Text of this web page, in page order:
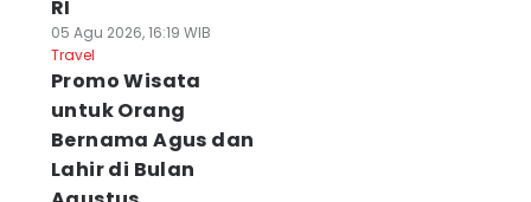
RI
05 Agu 2026, 16:19 WIB
Travel
Promo Wisata
untuk Orang
Bernama Agus dan
Lahir di Bulan